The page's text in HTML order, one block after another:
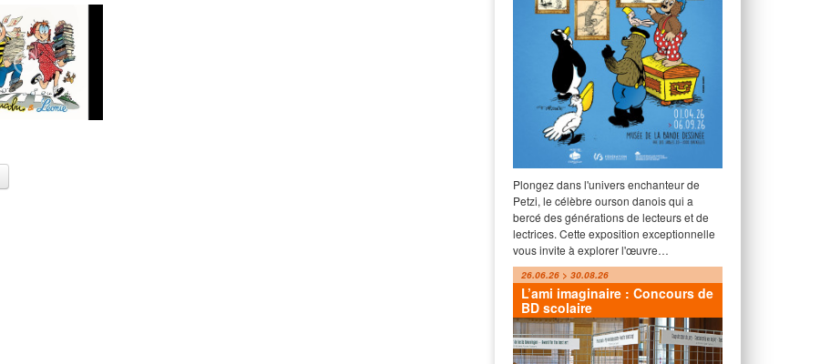
Plongez dans l'univers enchanteur de
Petzi, le célèbre ourson danois qui a
bercé des générations de lecteurs et de
lectrices. Cette exposition exceptionnelle
vous invite à explorer l'œuvre…
26.06.26 > 30.08.26
L’ami imaginaire : Concours de
BD scolaire